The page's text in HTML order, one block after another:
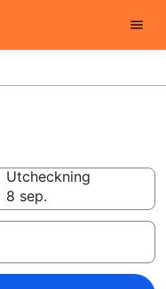
Utcheckning
8 sep.